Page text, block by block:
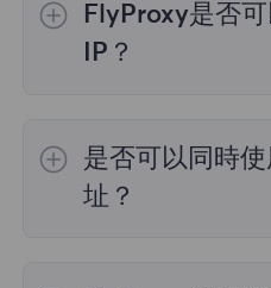
FlyProxy是否
IP？
的代理選擇； 靜態住
理，購買時您可以選
是否可以同時
址？